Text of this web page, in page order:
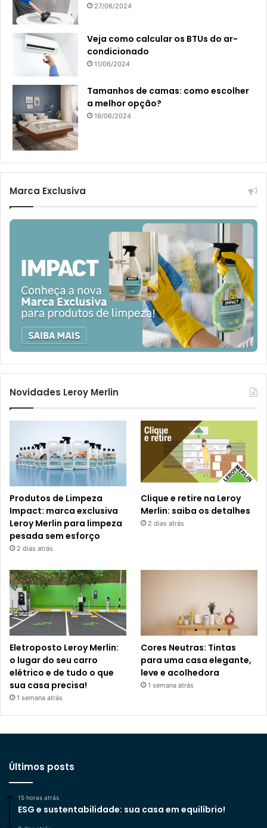
27/06/2024
Veja como calcular os BTUs do ar-
condicionado
11/06/2024
Tamanhos de camas: como escolher
a melhor opção?
19/06/2024
Marca Exclusiva
Novidades Leroy Merlin
Produtos de Limpeza
Impact: marca exclusiva
Leroy Merlin para limpeza
pesada sem esforço
2 dias atrás
Clique e retire na Leroy
Merlin: saiba os detalhes
2 dias atrás
Eletroposto Leroy Merlin:
o lugar do seu carro
elétrico e de tudo o que
sua casa precisa!
1 semana atrás
Cores Neutras: Tintas
para uma casa elegante,
leve e acolhedora
1 semana atrás
Últimos posts
15 horas atrás
ESG e sustentabilidade: sua casa em equilíbrio!